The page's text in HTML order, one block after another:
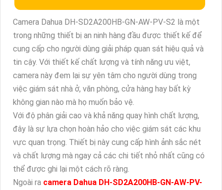
Camera Dahua DH-SD2A200HB-GN-AW-PV-S2 là một
trong những thiết bị an ninh hàng đầu được thiết kế để
cung cấp cho người dùng giải pháp quan sát hiệu quả và
tin cậy. Với thiết kế chất lượng và tính năng ưu việt,
camera này đem lại sự yên tâm cho người dùng trong
việc giám sát nhà ở, văn phòng, cửa hàng hay bất kỳ
không gian nào mà họ muốn bảo vệ.
Với độ phân giải cao và khả năng quay hình chất lượng,
đây là sự lựa chọn hoàn hảo cho việc giám sát các khu
vực quan trọng. Thiết bị này cung cấp hình ảnh sắc nét
và chất lượng mà ngay cả các chi tiết nhỏ nhất cũng có
thể được ghi lại một cách rõ ràng.
Ngoài ra camera Dahua DH-SD2A200HB-GN-AW-PV-